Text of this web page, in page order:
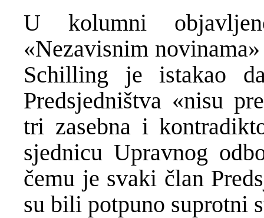
U kolumni
«Nezavisnim
Schilling je istakao
Predsjedništva «nisu
tri zasebna i
sjednicu Upravnog
čemu je svaki član
su bili potpuno suprotni